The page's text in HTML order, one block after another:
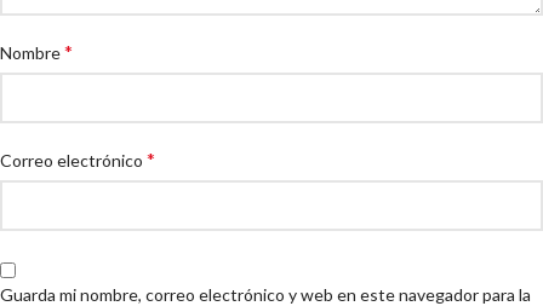
Nombre*
Correo electrónico *
Guarda mi nombre, correo electrónico y web en este navegador para la